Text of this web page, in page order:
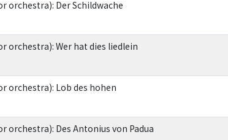
orchestra): Der Schildwache
orchestra): Wer hat dies liedlein
orchestra): Lob des hohen
orchestra): Des Antonius von Padua